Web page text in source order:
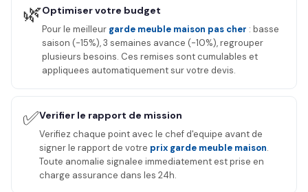
🌿Optimiser votre budget
Pour le meilleur garde meuble maison pas cher : basse
saison (-15%), 3 semaines avance (-10%), regrouper
plusieurs besoins. Ces remises sont cumulables et
appliquees automatiquement sur votre devis.
✅Verifier le rapport de mission
Verifiez chaque point avec le chef d'equipe avant de
signer le rapport de votre prix garde meuble maison.
Toute anomalie signalee immediatement est prise en
charge assurance dans les 24h.